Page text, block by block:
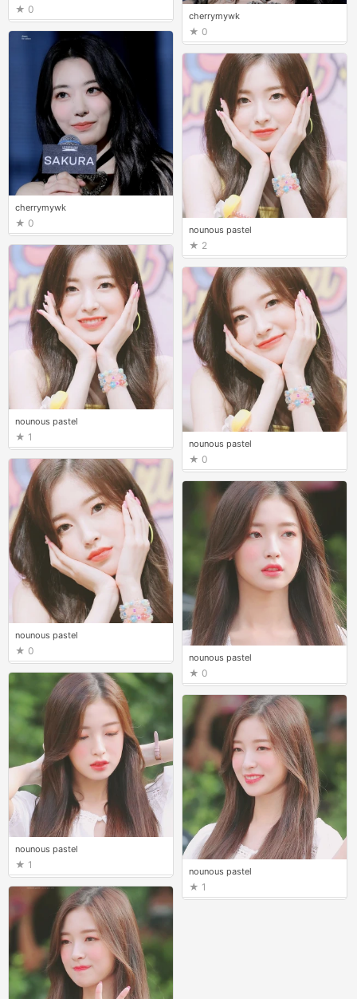
0
nounous pastel
2
nounous pastel
1
nounous pastel
0
nounous pastel
1
nounous pastel
1
nounous pastel
0
nounous pastel
0
cherrymywk
0
cherrymywk
0